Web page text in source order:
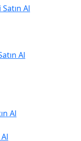
Al
Al
Al